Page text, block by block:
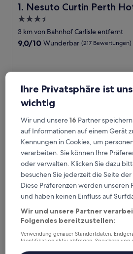
1. Nesuto Curtin Perth
Nesuto Curtin Perth Hotel
3.5-
Sterne-
Unterkunft
3 km von Bahnhof Carlisle entfernt
9.0
Bewertungen)
9,0/10 Wunderbar (217 Bewertungen)
2. Econo Lodge Rivervale
Econo Lodge Rivervale
Sterne-
Unterkunft
2,9 km von Bahnhof Carlisle entfernt
7.8
7,8/10 Gut (1.000 Bewertungen)
Econo Lodge Rivervale
Ihre Privatsphäre ist uns
wichtig
Wir und unsere16 Partner
auf Informationen auf einem Gerät
Kennungen in Cookies, um
verarbeiten. Sie können Ihre
oder verwalten. Klicken Sie dazu
besuchen Sie jederzeit die Seite
Diese Präferenzen werden unseren
und haben keinen Einfluss auf
Wir und unsere Partner
Folgendes bereitzustellen:
Verwendung genauer Standortdaten.
Identifikation aktiv abfragen. Speichern von